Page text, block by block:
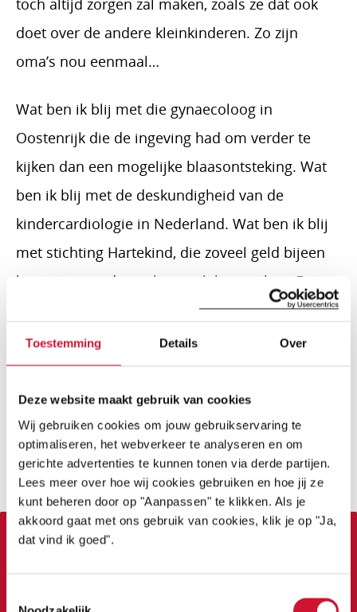
Toestemming Details Over
Deze website maakt gebruik van cookies
Wij gebruiken cookies om jouw gebruikservaring te
optimaliseren, het webverkeer te analyseren en om
gerichte advertenties te kunnen tonen via derde partijen.
Lees meer over hoe wij cookies gebruiken en hoe jij ze
kunt beheren door op "Aanpassen" te klikken. Als je
akkoord gaat met ons gebruik van cookies, klik je op "Ja,
dat vind ik goed".
toch altijd zorgen zal maken, zoals ze dat ook
doet over de andere kleinkinderen. Zo zijn
oma’s nou eenmaal…
Wat ben ik blij met die gynaecoloog in
Oostenrijk die de ingeving had om verder te
kijken dan een mogelijke blaasontsteking. Wat
ben ik blij met de deskundigheid van de
kindercardiologie in Nederland. Wat ben ik blij
met stichting Hartekind, die zoveel geld bijeen
brengt om onderzoek mogelijk te maken. En wat
licht, zodat hij de best mogelijke start kon
krijgen. Op het nippertje…